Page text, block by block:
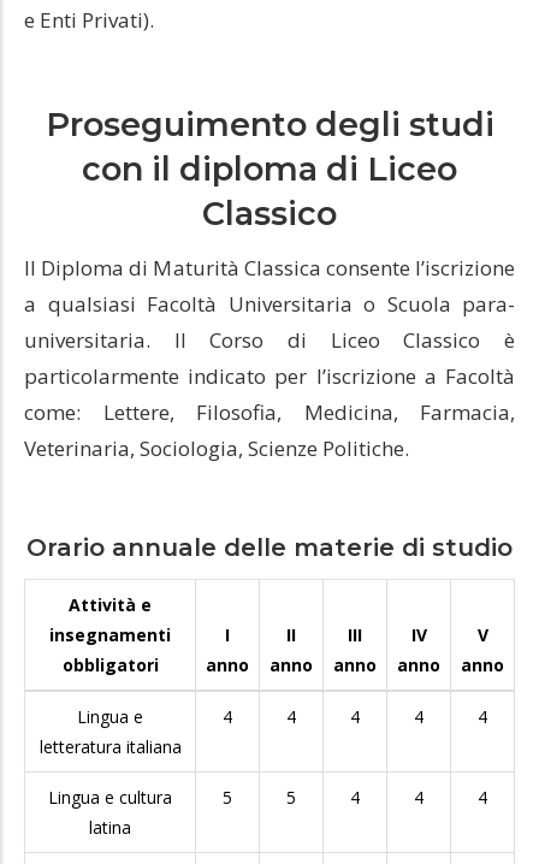
e Enti Privati).
Proseguimento degli studi
con il diploma di Liceo
Classico
Il Diploma di Maturità Classica consente l’iscrizione
a qualsiasi Facoltà Universitaria o Scuola para-
universitaria. Il Corso di Liceo Classico è
particolarmente indicato per l’iscrizione a Facoltà
come: Lettere, Filosofia, Medicina, Farmacia,
Veterinaria, Sociologia, Scienze Politiche.
Orario annuale delle materie di studio
Attività e
insegnamenti
obbligatori
I
anno
II
anno
III
anno
IV
anno
V
anno
Lingua e
letteratura italiana
4 4 4 4 4
Lingua e cultura
latina
5 5 4 4 4